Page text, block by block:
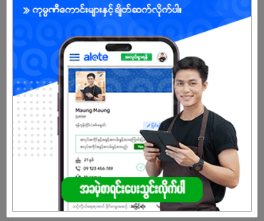
Open To : Male/Female
Already Expired
Don't have an account?
REGISTER NOW!
More Similar Jobs
Shop Helper
Happy Pest Control & Pesticides
Tamwe | Yangon